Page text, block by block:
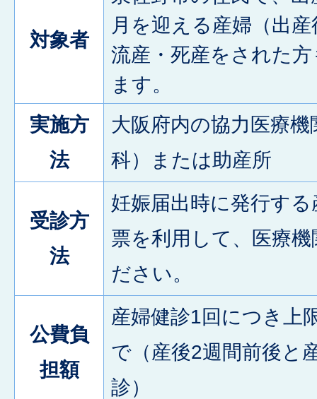
対象者
月を迎える産婦（出
流産・死産をされた
ます。
実施方
法
大阪府内の協力医療
科）または助産所
受診方
法
妊娠届出時に発行す
票を利用して、医療
ださい。
公費負
担額
産婦健診1回につき上
で（産後2週間前後と
診）